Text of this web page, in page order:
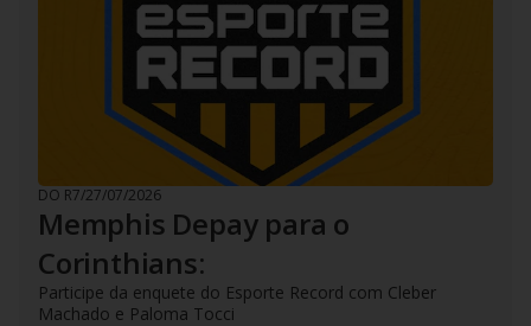
DO R7/27/07/2026
Memphis Depay para o
Corinthians:
Participe da enquete do Esporte Record com Cleber
Machado e Paloma Tocci